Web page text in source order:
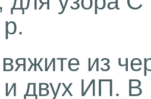
из
двух ИП.